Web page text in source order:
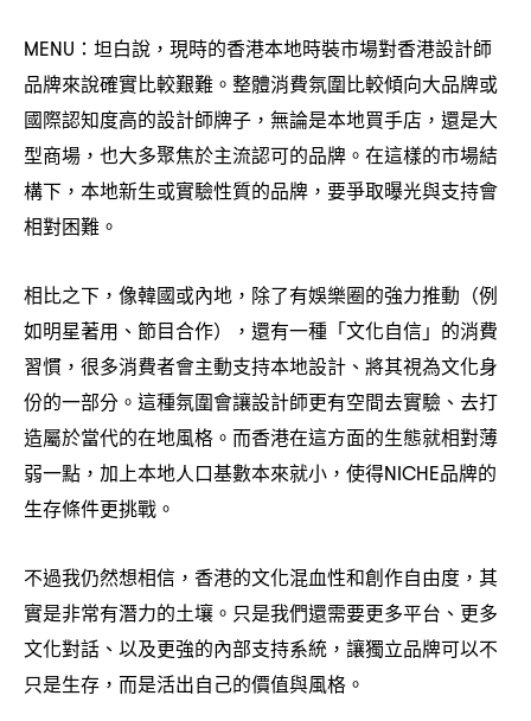
MENU： 坦白說 ， 現時的香港本地時裝市場對香港設計師
品牌來說確實比較艱難。整體消費氛圍比較傾向大品牌或
國際認知度高的設計師牌子 ， 無論是本地買手店 ， 還是大
型商場 ， 也大多聚焦於主流認可的品牌。在這樣的市場結
構下 ， 本地新生或實驗性質的品牌 ， 要爭取曝光與支持會
相對困難。
相比之下 ， 像韓國或內地 ， 除了有娛樂圈的強力推動 （例
如明星著用、節目合作）， 還有一種「文化自信」的消費
習慣 ， 很多消費者會主動支持本地設計、將其視為文化身
份的一部分。這種氛圍會讓設計師更有空間去實驗、去打
造屬於當代的在地風格。而香港在這方面的生態就相對薄
弱一點 ， 加上本地人口基數本來就小 ， 使得NICHE品牌的
生存條件更挑戰。
不過我仍然想相信 ， 香港的文化混血性和創作自由度 ， 其
實是非常有潛力的土壤。只是我們還需要更多平台、更多
文化對話、以及更強的內部支持系統 ， 讓獨立品牌可以不
只是生存 ， 而是活出自己的價值與風格。